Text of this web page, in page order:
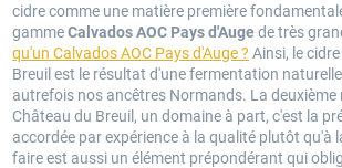
cidre comme une matière première
gammeCalvados AOC Pays d'Auge de très
qu'un Calvados AOC Pays d'Auge ? Ainsi, le
Breuil est le résultat d'une fermentation
autrefois nos ancêtres Normands. La deuxième
Château du Breuil, un domaine à part, c'est la
accordée par expérience à la qualité plutôt qu'à
faire est aussi un élément prépondérant qui